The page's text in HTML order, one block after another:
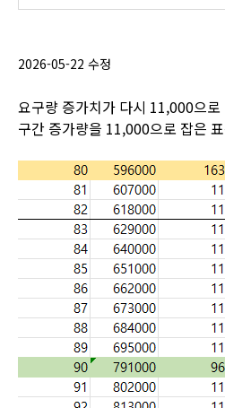
2026-05-22 수정
요구량 증가치가 다시 11,000으로
구간 증가량을 11,000으로 잡은